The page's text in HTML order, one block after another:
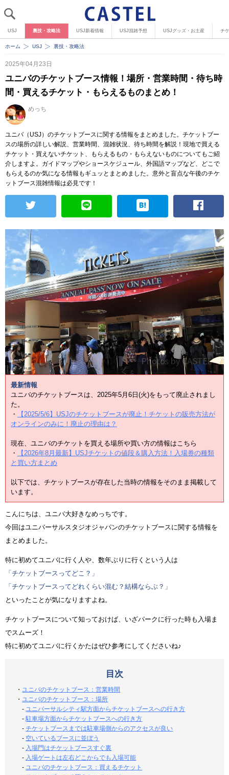
USJ 裏技・攻略法 USJ新着情報 USJ混雑予想 USJグッズ・お土産 チ
ホーム USJ 裏技・攻略法
2025年04月23日
ユニバのチケットブース情報！場所・営業時間・待ち時
間・買えるチケット・もらえるものまとめ！
めっち
ユニバ（USJ）のチケットブースに関する情報をまとめました。チケットブー
スの場所の詳しい解説、営業時間、混雑状況、待ち時間を解説！現地で買える
チケット・買えないチケット、もらえるもの・もらえないものについてもご紹
介しますよ。ガイドマップやショースケジュール、外国語マップなど、どこで
もらえるのか気になる情報もギュッとまとめました。意外と盲点な午後のチケ
ットブース混雑情報は必見です！
最新情報
ユニバのチケットブースは、2025年5月6日(火)をもって廃止されまし
た。
・
【2025/5/6】USJのチケットブースが廃止！チケットの販売方法が
オンラインのみに！廃止の理由は？
現在、ユニバのチケットを買える場所や買い方の情報はこちら
・
【2026年8月最新】USJチケットの値段＆購入方法！入場券の種類
と買い方まとめ
以下では、チケットブースが存在した当時の情報をそのまま掲載して
います。
こんにちは、ユニバ大好きなめっちです。
今回はユニバーサルスタジオジャパンのチケットブースに関する情報を
まとめました。
特に初めてユニバに行く人や、数年ぶりに行くという人は
「チケットブースってどこ？」
「チケットブースってどれくらい混む？結構ならぶ？」
といったことが気になりますよね。
チケットブースについて知っておけば、いざパークに行った時も入場ま
でスムーズ！
特に初めてユニバに行くかたはぜひ参考にしてくださいね♪
目次
・ユニバのチケットブース：営業時間
・ユニバのチケットブース：場所
-ユニバーサルシティ駅方面からチケットブースへの行き方
-駐車場方面からチケットブースへの行き方
-チケットブースまでは駐車場側からのアクセスが良い
- 空いているブースに並ぼう
- 入場門はチケットブースすぐ裏
- 入場ゲートは左右どこからでも入場可能
-ユニバのチケットブース：買えるチケット